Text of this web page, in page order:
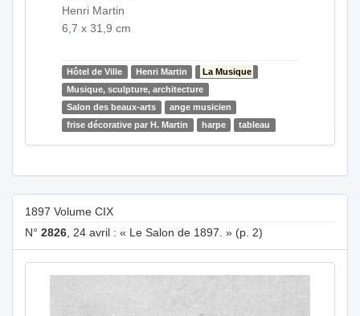
Henri Martin
6,7 x 31,9 cm
Hôtel de Ville Henri Martin
La Musique
Musique, sculpture, architecture
Salon des beaux-arts
ange musicien
frise décorative par H. Martin
harpe tableau
1897 Volume CIX
N° 2826 , 24 avril : « Le Salon de 1897. » (p. 2)